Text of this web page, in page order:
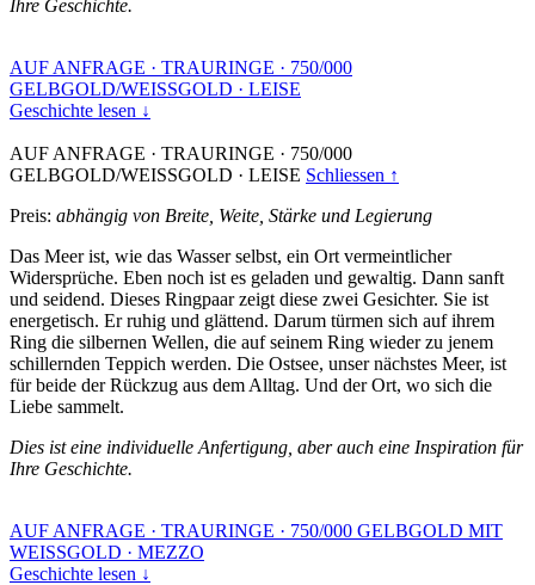
Ihre Geschichte.
AUF ANFRAGE · TRAURINGE · 750/000
GELBGOLD/WEISSGOLD · LEISE
Geschichte lesen ↓
AUF ANFRAGE · TRAURINGE · 750/000
GELBGOLD/WEISSGOLD · LEISE Schliessen ↑
Preis: abhängig von Breite, Weite, Stärke und Legierung
Das Meer ist, wie das Wasser selbst, ein Ort vermeintlicher
Widersprüche. Eben noch ist es geladen und gewaltig. Dann sanft
und seidend. Dieses Ringpaar zeigt diese zwei Gesichter. Sie ist
energetisch. Er ruhig und glättend. Darum türmen sich auf ihrem
Ring die silbernen Wellen, die auf seinem Ring wieder zu jenem
schillernden Teppich werden. Die Ostsee, unser nächstes Meer, ist
für beide der Rückzug aus dem Alltag. Und der Ort, wo sich die
Liebe sammelt.
Dies ist eine individuelle Anfertigung, aber auch eine Inspiration für
Ihre Geschichte.
AUF ANFRAGE · TRAURINGE · 750/000 GELBGOLD MIT
WEISSGOLD · MEZZO
Geschichte lesen ↓